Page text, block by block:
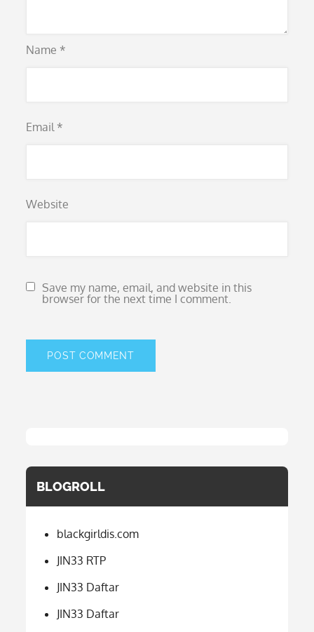
Name *
Email *
Website
Save my name, email, and website in this
browser for the next time I comment.
BLOGROLL
blackgirldis.com
JIN33 RTP
JIN33 Daftar
JIN33 Daftar